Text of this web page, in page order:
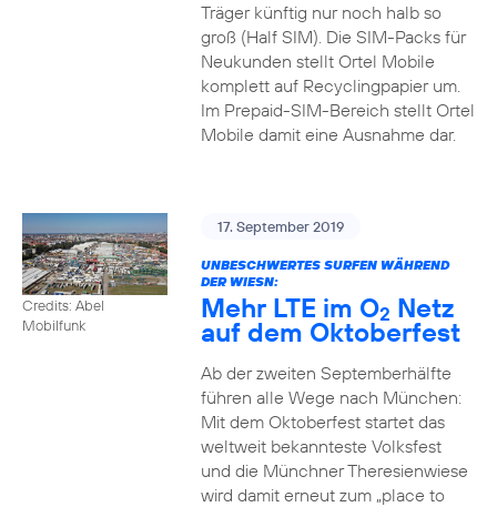
Träger künftig nur noch halb so
groß (Half SIM). Die SIM-Packs für
Neukunden stellt Ortel Mobile
komplett auf Recyclingpapier um.
Im Prepaid-SIM-Bereich stellt Ortel
Mobile damit eine Ausnahme dar.
Credits: Abel
Mobilfunk
17. September 2019
UNBESCHWERTES SURFEN WÄHREND
DER WIESN:
Mehr LTE im O2 Netz
auf dem Oktoberfest
Ab der zweiten Septemberhälfte
führen alle Wege nach München:
Mit dem Oktoberfest startet das
weltweit bekannteste Volksfest
und die Münchner Theresienwiese
wird damit erneut zum „place to